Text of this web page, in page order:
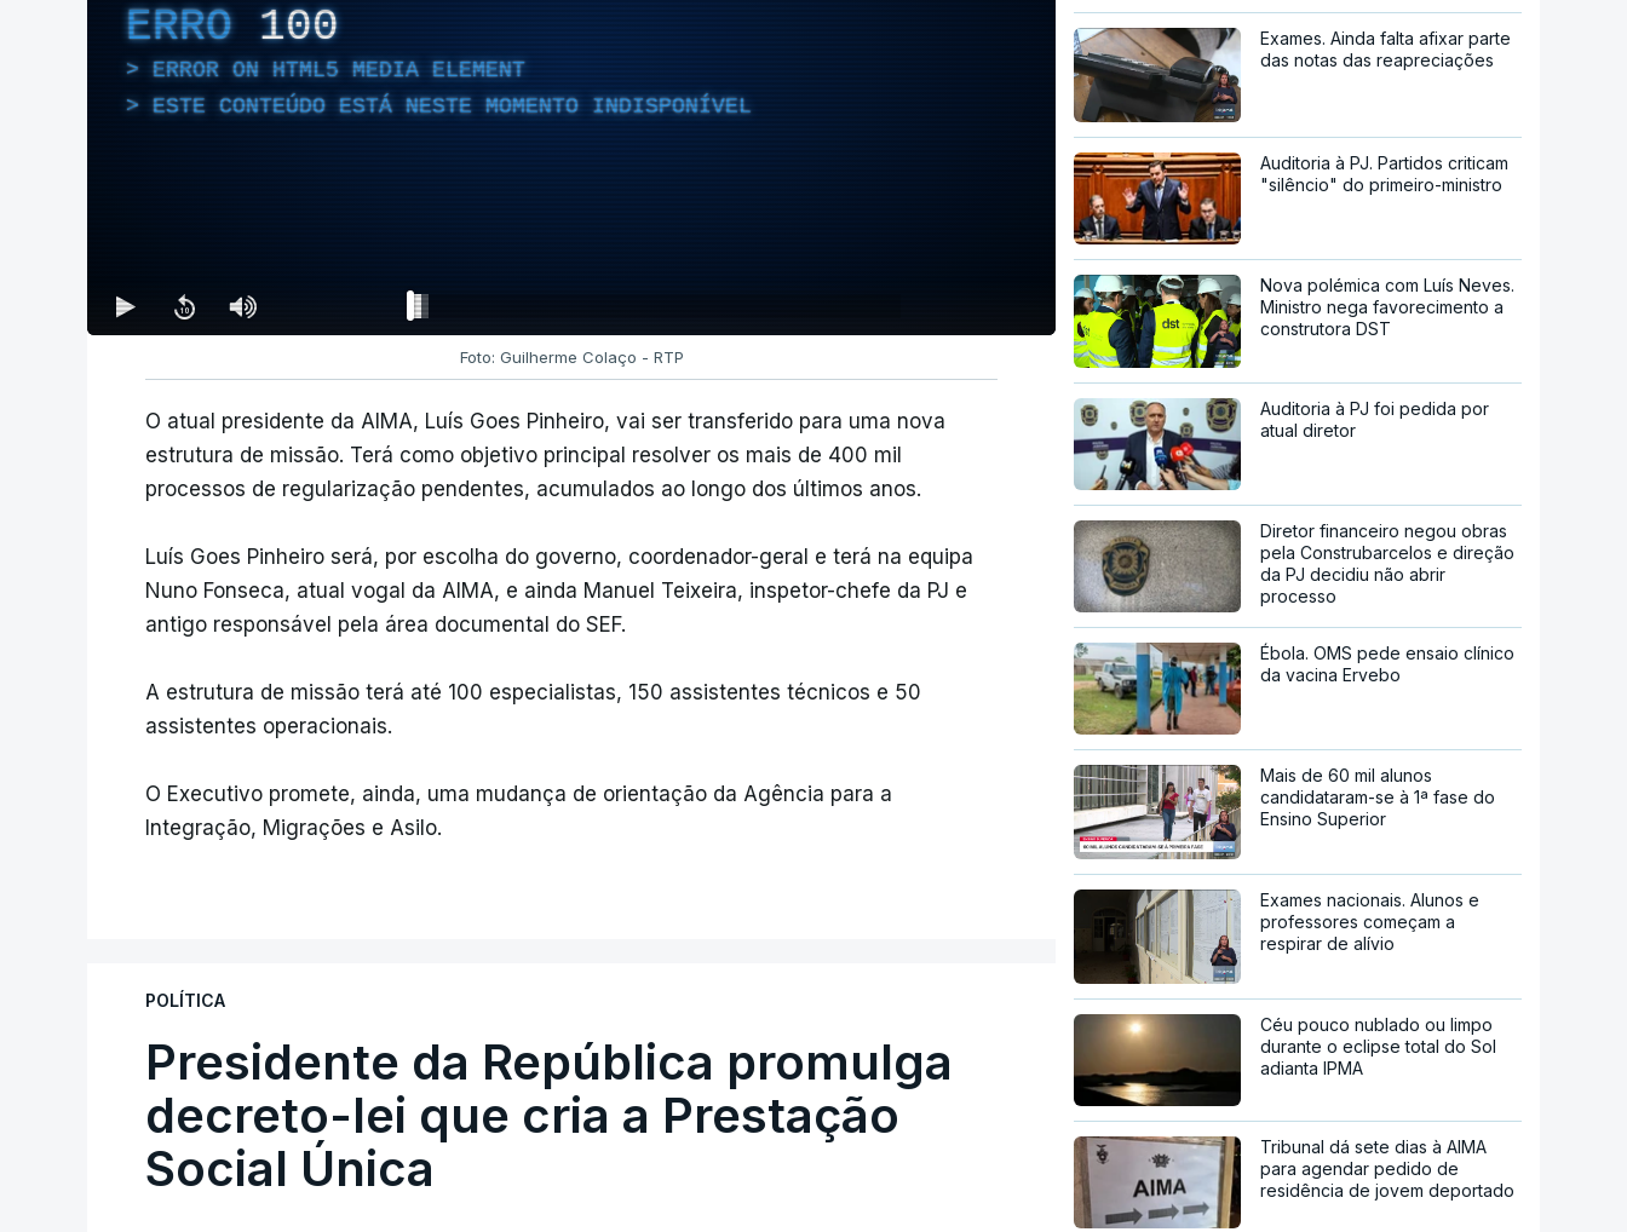
ERRO 100
ERROR ON HTML5 MEDIA ELEMENT
ESTE CONTEÚDO ESTÁ NESTE MOMENTO INDISPONÍVEL
Foto: Guilherme Colaço - RTP
O atual presidente da AIMA, Luís Goes Pinheiro, vai ser transferido para uma nova
estrutura de missão. Terá como objetivo principal resolver os mais de 400 mil
processos de regularização pendentes, acumulados ao longo dos últimos anos.
Luís Goes Pinheiro será, por escolha do governo, coordenador-geral e terá na equipa
Nuno Fonseca, atual vogal da AIMA, e ainda Manuel Teixeira, inspetor-chefe da PJ e
antigo responsável pela área documental do SEF.
A estrutura de missão terá até 100 especialistas, 150 assistentes técnicos e 50
assistentes operacionais.
O Executivo promete, ainda, uma mudança de orientação da Agência para a
Integração, Migrações e Asilo.
POLÍTICA
Presidente da República promulga
decreto-lei que cria a Prestação
Social Única
Exames. Ainda falta afixar parte
das notas das reapreciações
Auditoria à PJ. Partidos criticam
"silêncio" do primeiro-ministro
Nova polémica com Luís Neves.
Ministro nega favorecimento a
construtora DST
Auditoria à PJ foi pedida por
atual diretor
Diretor financeiro negou obras
pela Construbarcelos e direção
da PJ decidiu não abrir
processo
Ébola. OMS pede ensaio clínico
da vacina Ervebo
Mais de 60 mil alunos
candidataram-se à 1ª fase do
Ensino Superior
Exames nacionais. Alunos e
professores começam a
respirar de alívio
Céu pouco nublado ou limpo
durante o eclipse total do Sol
adianta IPMA
Tribunal dá sete dias à AIMA
para agendar pedido de
residência de jovem deportado